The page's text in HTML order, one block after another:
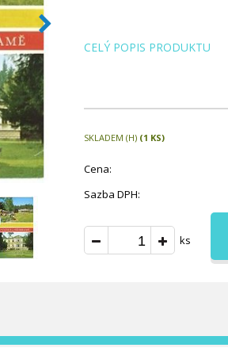
CELÝ POPIS PRODUKTU
SKLADEM (H) (1 KS)
Cena:
Sazba DPH:
ks